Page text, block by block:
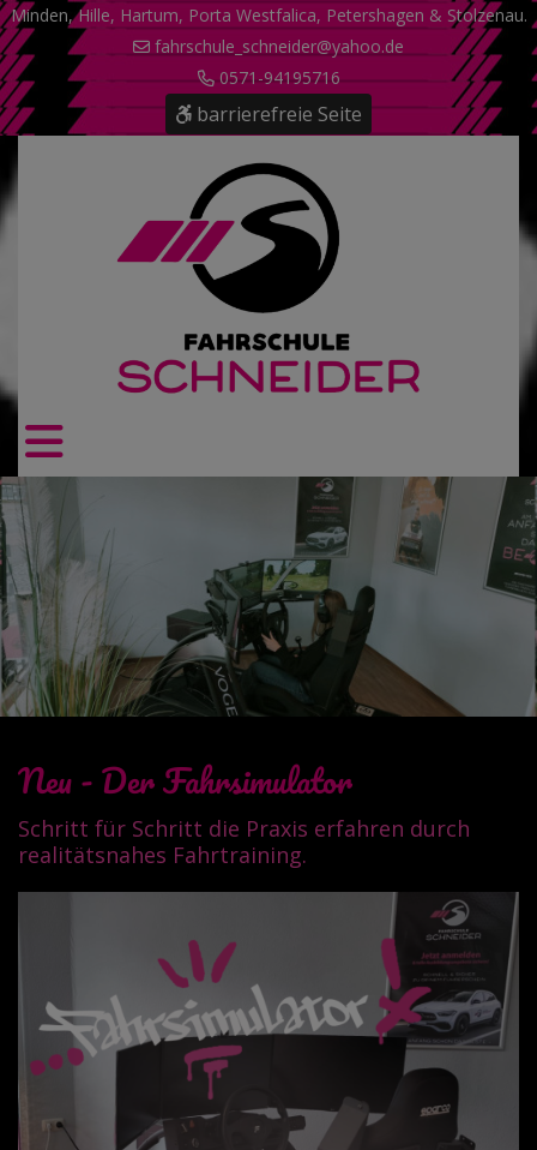
Minden, Hille, Hartum, Porta Westfalica, Petershagen & Stolzenau.
fahrschule_schneider@yahoo.de
0571-94195716
barrierefreie Seite
Neu - Der Fahrsimulator
Schritt für Schritt die Praxis erfahren durch
realitätsnahes Fahrtraining.